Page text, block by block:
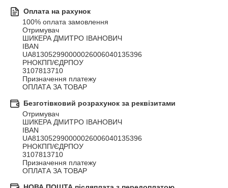
Оплата на рахунок
100% оплата замовлення
Отримувач
ШИКЕРА ДМИТРО ІВАНОВИЧ
IBAN
UA813052990000026006040135396
РНОКПП/ЄДРПОУ
3107813710
Призначення платежу
ОПЛАТА ЗА ТОВАР
Безготівковий розрахунок за реквізитами
Отримувач
ШИКЕРА ДМИТРО ІВАНОВИЧ
IBAN
UA813052990000026006040135396
РНОКПП/ЄДРПОУ
3107813710
Призначення платежу
ОПЛАТА ЗА ТОВАР